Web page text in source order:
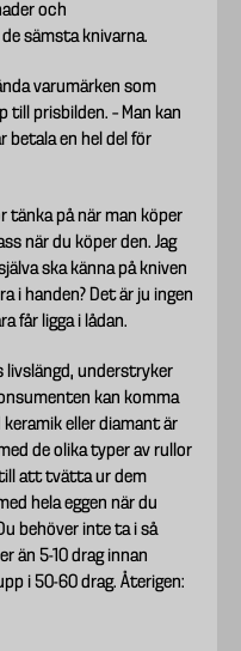
och
sämsta knivarna.
varumärken som
till prisbilden. – Man kan
betala en hel del för
tänka på när man köper
när du köper den. Jag
ska känna på kniven
i handen? Det är ju ingen
får ligga i lådan.
livslängd, understryker
kan komma
eller diamant är
de olika typer av rullor
till att tvätta ur dem
hela eggen när du
behöver inte ta i så
än 5-10 drag innan
i 50-60 drag. Återigen: